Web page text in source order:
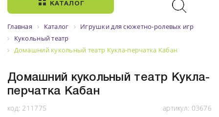
КАТАЛОГ
Главная Каталог
Игрушки для сюжетно-ролевых игр
Кукольный театр
Домашний кукольный театр Кукла-перчатка Кабан
Домашний кукольный театр Кукла-
перчатка Кабан
код: 211775 артикул: 03676